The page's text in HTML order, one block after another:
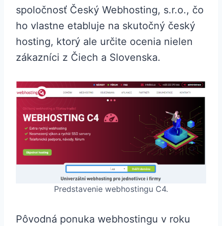
spoločnosť Český Webhosting, s.r.o., čo
ho vlastne etabluje na skutočný český
hosting, ktorý ale určite ocenia nielen
zákazníci z Čiech a Slovenska.
Predstavenie webhostingu C4.
Pôvodná ponuka webhostingu v roku